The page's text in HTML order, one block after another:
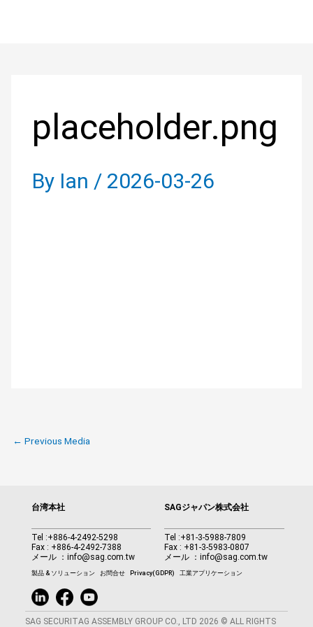
placeholder.png
By Ian / 2026-03-26
← Previous Media
台湾本社
Tel :+886-4-2492-5298
Fax : +886-4-2492-7388
メール ： info@sag.com.tw
SAGジャパン株式会社
Tel :+81-3-5988-7809
Fax : +81-3-5983-0807
メール ：info@sag.com.tw
製品 & ソリューション お問合せ Privacy(GDPR) 工業アプリケーション
SAG SECURITAG ASSEMBLY GROUP CO., LTD 2026 © ALL RIGHTS